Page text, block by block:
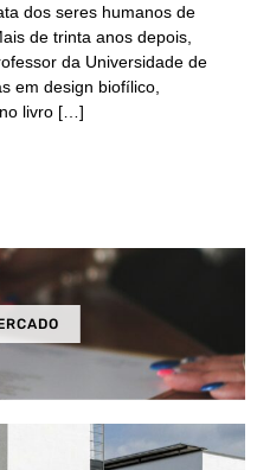
dos seres humanos de
de trinta anos depois,
da Universidade de
em design biofílico,
livro […]